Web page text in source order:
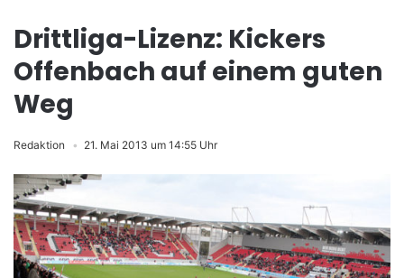
Drittliga-Lizenz: Kickers
Offenbach auf einem guten
Weg
Redaktion 21. Mai 2013 um 14:55 Uhr